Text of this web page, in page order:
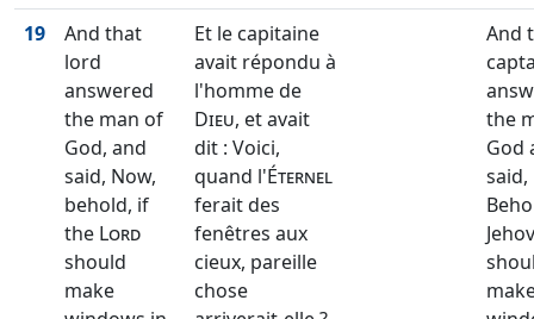
19
And that
lord
answered
the man of
God, and
said, Now,
behold, if
the Lord
should
make
Et le capitaine
avait répondu à
l'homme de
Dieu, et avait
dit : Voici,
quand l'Éternel
ferait des
fenêtres aux
cieux, pareille
chose
And
the
God
said,